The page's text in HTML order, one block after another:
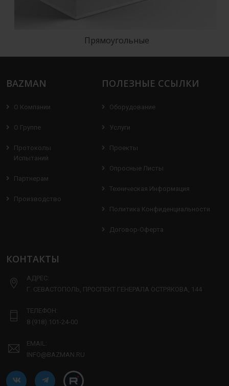
Прямоугольные
BAZMAN
О Компании
О Группе
Протоколы
Испытаний
Партнерам
Производство
ПОЛЕЗНЫЕ ССЫЛКИ
Оборудование
Услуги
Проекты
Опросные Листы
Техническая Информация
Политика Конфиденциальности
Договор-Оферта
КОНТАКТЫ
АДРЕС:
Г. СЕВАСТОПОЛЬ, ПРОСПЕКТ ГЕНЕРАЛА ОСТРЯКОВА, 144
ТЕЛЕФОН:
8 (918) 101-24-00
EMAIL:
INFO@BAZMAN.RU